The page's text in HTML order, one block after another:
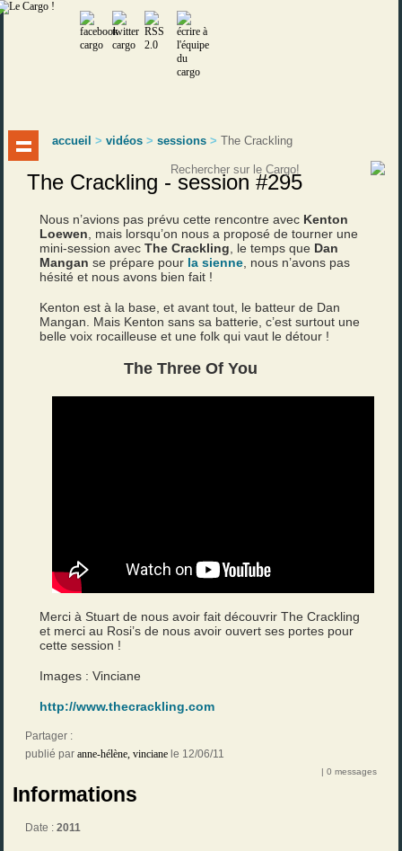
accueil >vidéos >sessions >The Crackling
The Crackling - session #295
Nous n’avions pas prévu cette rencontre avec Kenton
Loewen , mais lorsqu’on nous a proposé de tourner une
mini-session avecThe Crackling , le temps que Dan
Mangan se prépare pour la sienne , nous n’avons pas
hésité et nous avons bien fait !
Kenton est à la base, et avant tout, le batteur de Dan
Mangan. Mais Kenton sans sa batterie, c’est surtout une
belle voix rocailleuse et une folk qui vaut le détour !
The Three Of You
Merci à Stuart de nous avoir fait découvrir The Crackling
et merci au Rosi’s de nous avoir ouvert ses portes pour
cette session !
Images : Vinciane
http://www.thecrackling.com
Partager :
publié par anne-hélène ,vinciane le 12/06/11
| 0 messages
Informations
Date :2011